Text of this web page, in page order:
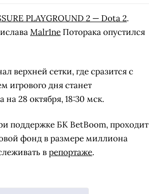
PLAYGROUND 2 — Dota 2.
Malr1ne Поторака опустился
верхней сетки, где сразится с
игрового дня станет
на 28 октября, 18:30 мск.
поддержке БК BetBoom, проходит
фонд в размере миллиона
врепортаже.